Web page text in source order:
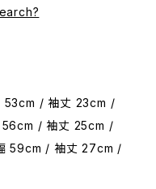
/ 袖丈 23cm /
/ 袖丈 25cm /
59cm / 袖丈 27cm /